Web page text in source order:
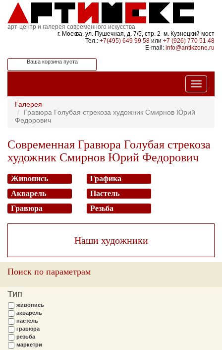
арт-центр и галерея современного искусства
г. Москва, ул. Пушечная, д. 7/5, стр. 2 м. Кузнецкий мост
Тел.: +7(495) 649 99 58 или +7 (926) 770 51 48
E-mail: info@antikzone.ru
Ваша корзина пуста
Галерея
Гравюра Голубая стрекоза художник Смирнов Юрий
Федорович
Современная Гравюра Голубая стрекоза
художник Смирнов Юрий Федорович
Живопись
Графика
Акварель
Пастель
Гравюра
Резьба
Наши художники
Поиск по параметрам
Тип
живопись
акварель
пастель
гравюра
резьба
маркетри